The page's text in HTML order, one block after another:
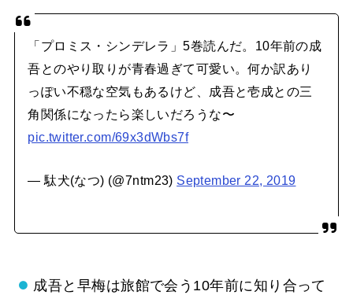
「プロミス・シンデレラ」5巻読んだ。10年前の成
吾とのやり取りが青春過ぎて可愛い。何か訳あり
っぽい不穏な空気もあるけど、成吾と壱成との三
角関係になったら楽しいだろうな〜
pic.twitter.com/69x3dWbs7f
— 駄犬(なつ) (@7ntm23) September 22, 2019
成吾と早梅は旅館で会う10年前に知り合って